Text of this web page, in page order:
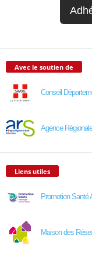
Avec le soutien de
Conseil
Agence
Liens utiles
Promotion Santé
Maison des